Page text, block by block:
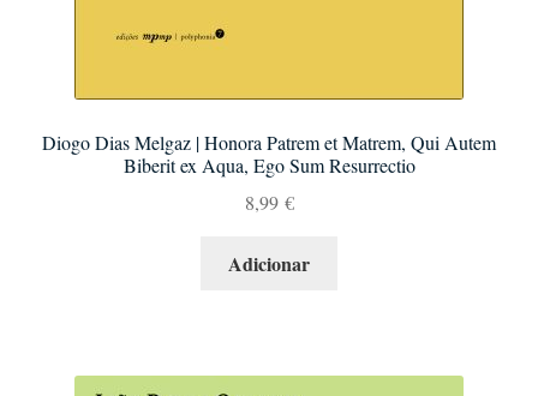
Diogo Dias Melgaz | Honora Patrem et Matrem, Qui Autem
Biberit ex Aqua, Ego Sum Resurrectio
8,99 €
Adicionar